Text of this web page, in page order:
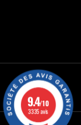
9.4/10
3335 avis